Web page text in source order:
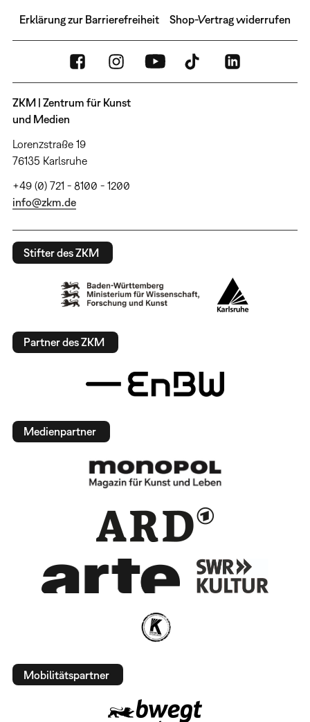
Erklärung zur Barrierefreiheit Shop-Vertrag widerrufen
ZKM | Zentrum für Kunst
und Medien
Lorenzstraße 19
76135 Karlsruhe
+49 (0) 721 - 8100 - 1200
info@zkm.de
Stifter des ZKM
Partner des ZKM
Medienpartner
Mobilitätspartner